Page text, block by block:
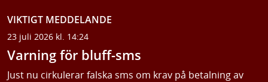
VIKTIGT MEDDELANDE
23 juli 2026 kl. 14:24
Varning för bluff-sms
Just nu cirkulerar falska sms om krav på betalning av